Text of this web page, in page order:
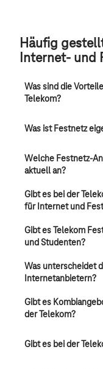
Häufig
Internet- und
Was sind die
Telekom?
Was ist Festnetz
Welche Festnetz-
aktuell an?
Gibt es bei der
für Internet und
Gibt es Telekom
und Studenten?
Was unterscheidet
Internetanbietern?
Gibt es
der Telekom?
Gibt es bei der